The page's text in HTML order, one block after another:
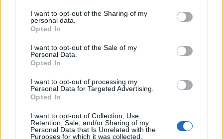
not limited to your visit or usage behaviour. You may click to
grant or deny consent to Google and its third-party tags to
use your data for below specified purposes in below Google
consent section.
I want to opt-out of the Sharing of my
personal data.
Opted In
I want to opt-out of the Sale of my
Personal Data.
Opted In
I want to opt-out of processing my
Personal Data for Targeted Advertising.
Opted In
I want to opt-out of Collection, Use,
Retention, Sale, and/or Sharing of my
Personal Data that Is Unrelated with the
Purposes for which it was collected.
Györgyi Anna - aki már korábban is játszott
monodrámát, Annie Wobblert a Pinceszínházban - a
játszani másokkal, ebben az esetben viszont nincs
partner, így nincs kiből táplálkozni, erőt meríteni,
megküzdeni a színpadon.